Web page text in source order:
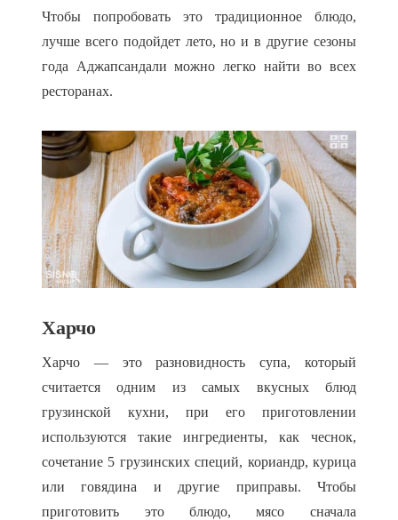
Чтобы попробовать это традиционное блюдо,
лучше всего подойдет лето, но и в другие сезоны
года Аджапсандали можно легко найти во всех
ресторанах.
Харчо
Харчо — это разновидность супа, который
считается одним из самых вкусных блюд
грузинской кухни, при его приготовлении
используются такие ингредиенты, как чеснок,
сочетание 5 грузинских специй, кориандр, курица
или говядина и другие приправы. Чтобы
приготовить это блюдо, мясо сначала